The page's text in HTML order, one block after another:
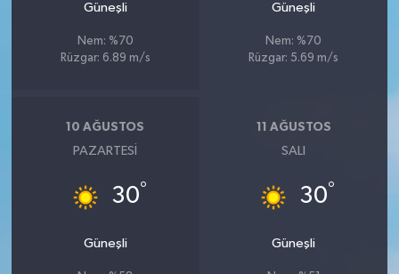
Güneşli
Nem: %70
Rüzgar: 6.89 m/s
Güneşli
Nem: %70
Rüzgar: 5.69 m/s
10 AĞUSTOS
PAZARTESI
30°
Güneşli
11 AĞUSTOS
SALI
30°
Güneşli